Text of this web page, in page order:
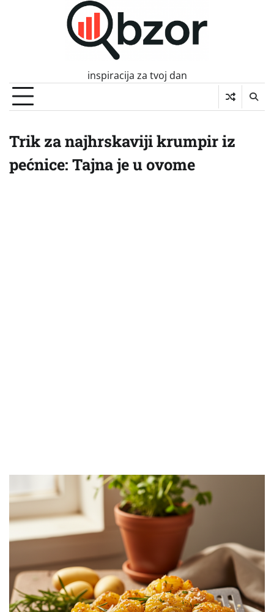
inspiracija za tvoj dan
Trik za najhrskaviji krumpir iz
pećnice: Tajna je u ovome